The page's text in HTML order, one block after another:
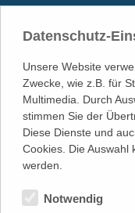
KI-Übersetzungen
Übersetzungen
Übersetzungen
Übersetzungen
Weitere
Technische
Datenschutz-
Unsere Website
Zwecke, wie z.B. für
Multimedia. Durch
stimmen Sie der
Diese Dienste und
Cookies. Die Auswahl
werden.
Notwendig